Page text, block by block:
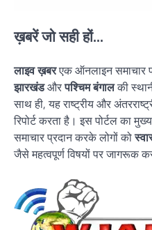
ख़बरें जो सही हों...
लाइव ख़बरएक ऑनलाइन समाचार
झारखंडऔरपश्चिम बंगालकी
साथ ही, यह राष्ट्रीय और
रिपोर्ट करता है। इस पोर्टल का
समाचार प्रदान करके लोगों को
जैसे महत्वपूर्ण विषयों पर जागरूक